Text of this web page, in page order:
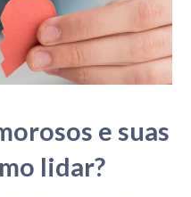
e suas
lidar?